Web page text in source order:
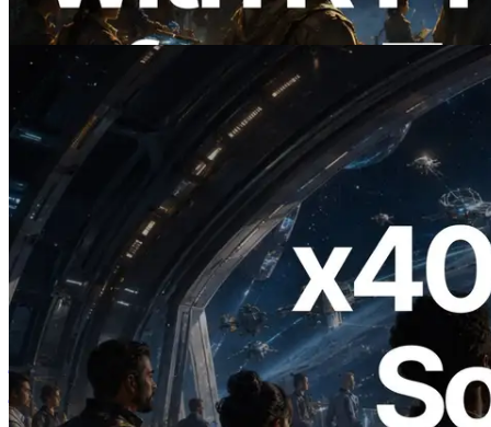
यह लेख पढ़ें
2026.07.04
ERPC ने x402 समर्थित Solana RPC लॉन्च
किया — AI एजेंट अब जरूरत के API के लिए ऑन-
डिमांड भुगतान कर सकते हैं